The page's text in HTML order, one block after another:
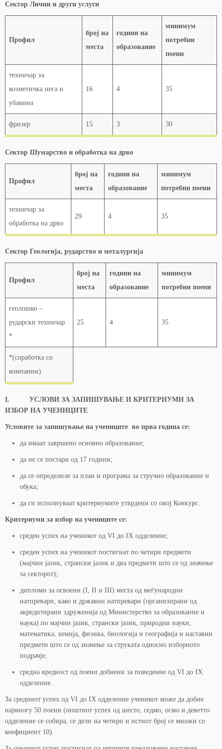
Сектор Лични и други услуги
Профил
број на
места
години на
образование
минимум
потребни
поени
техничар за
козметичка нега и
убавина
16 4 35
фризер 15 3 30
Сектор Шумарство и обработка на дрво
Профил
број на
места
години на
образование
минимум
потребни поени
техничар за
обработка на дрво
29 4 35
Сектор Геологија, рударство и металургија
Профил
број на
места
години на
образование
минимум
потребни поени
геолошко –
рударски техничар
*
25 4 35
*(соработка со
компании)
I. УСЛОВИ ЗА ЗАПИШУВАЊЕ И КРИТЕРИУМИ ЗА
ИЗБОР НА УЧЕНИЦИТЕ
Условите за запишување на учениците во прва година се:
да имаат завршено основно образование;
да не се постари од 17 години;
да се определиле за план и програма за стручно образование и
обука;
да ги исполнуваат критериумите утврдени со овој Конкурс.
Критериуми за избор на учениците се:
среден успех на ученикот од VI до IX одделение;
среден успех на ученикот постигнат по четири предмети
(мајчин јазик, странски јазик и два предмети што се од значење
за секторот);
дипломи за освоени (I, II и III) места од меѓународни
натпревари, како и државни натпревари (организирани од
акредитирани здруженија од Министерство за образование и
наука) по мајчин јазик, странски јазик, природни науки,
математика, хемија, физика, биологија и географија и наставни
предмети што се од значење за струката односно изборното
подрачје;
средна вредност од поени добиени за поведение од VI до IX
одделение.
За средниот успех од VI до IX одделение ученикот може да добие
најмногу 50 поени (општиот успех од шесто, седмо, осмо и деветто
одделение се собира, се дели на четири и истиот број се множи со
коефициент 10).